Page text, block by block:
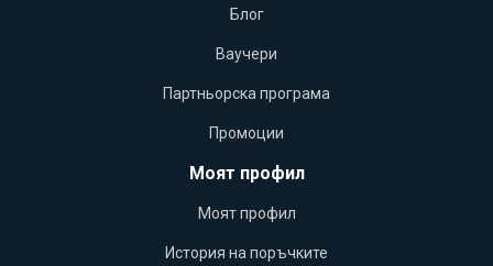
Блог
Ваучери
Партньорска програма
Промоции
Моят профил
Моят профил
История на поръчките